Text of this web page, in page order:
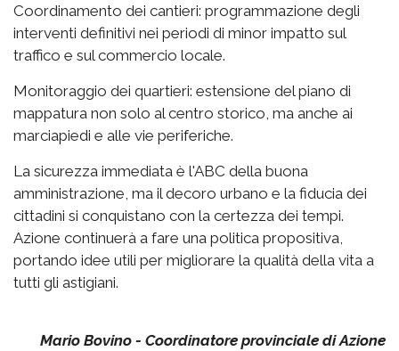
Coordinamento dei cantieri: programmazione degli
interventi definitivi nei periodi di minor impatto sul
traffico e sul commercio locale.
Monitoraggio dei quartieri: estensione del piano di
mappatura non solo al centro storico, ma anche ai
marciapiedi e alle vie periferiche.
La sicurezza immediata è l'ABC della buona
amministrazione, ma il decoro urbano e la fiducia dei
cittadini si conquistano con la certezza dei tempi.
Azione continuerà a fare una politica propositiva,
portando idee utili per migliorare la qualità della vita a
tutti gli astigiani.
Mario Bovino - Coordinatore provinciale di Azione